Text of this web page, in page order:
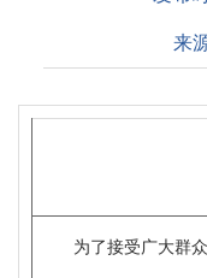
来
为了接受广大群